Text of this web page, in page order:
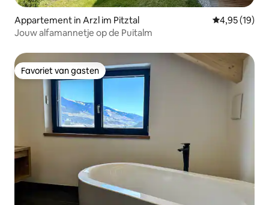
Appartement in Arzl im Pitztal Gemiddelde
4,95 (19)
Jouw alfamannetje op de Puitalm
Favoriet van gasten
Favoriet van gasten